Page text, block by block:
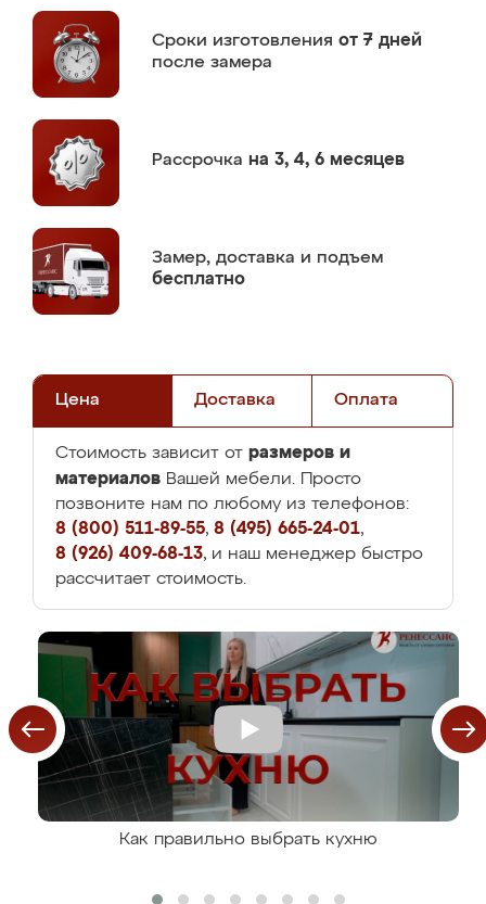
Сроки изготовления от 7 дней
после замера
Рассрочка на 3, 4, 6 месяцев
Замер, доставка и подъем
бесплатно
Цена Доставка Оплата
Стоимость зависит от размеров и
материалов Вашей мебели. Просто
позвоните нам по любому из телефонов:
8 (800) 511-89-55, 8 (495) 665-24-01,
8 (926) 409-68-13, и наш менеджер быстро
рассчитает стоимость.
Как правильно выбрать кухню